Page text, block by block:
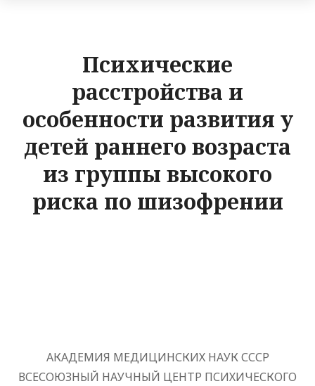
Психические
расстройства и
особенности развития у
детей раннего возраста
из группы высокого
риска по шизофрении
АКАДЕМИЯ МЕДИЦИНСКИХ НАУК СССР
ВСЕСОЮЗНЫЙ НАУЧНЫЙ ЦЕНТР ПСИХИЧЕСКОГО